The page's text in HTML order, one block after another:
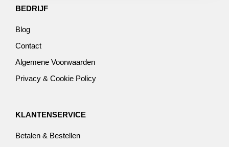
BEDRIJF
Blog
Contact
Algemene Voorwaarden
Privacy & Cookie Policy
KLANTENSERVICE
Betalen & Bestellen